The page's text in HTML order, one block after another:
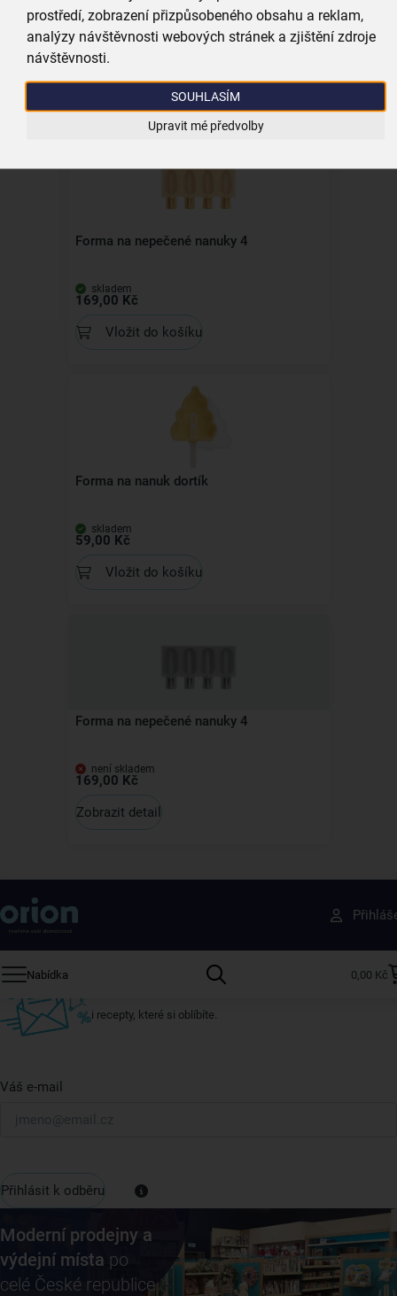
prostředí, zobrazení přizpůsobeného obsahu a reklam,
analýzy návštěvnosti webových stránek a zjištění zdroje
návštěvnosti.
SOUHLASÍM
Upravit mé předvolby
59,00 Kč
Vložit do košíku
Forma na nepečené nanuky 4
skladem
169,00 Kč
Vložit do košíku
Forma na nanuk dortík
skladem
59,00 Kč
Vložit do košíku
Forma na nepečené nanuky 4
není skladem
169,00 Kč
Zobrazit detail
Nabídka 0,00 Kč
Získejte rady, recepty a tipy na slevy dřív než
ostatní
Přihlaste se k odběru našeho newsletteru.
i recepty, které si oblíbíte.
Váš e-mail
Přihlásit k odběru
Moderní prodejny a
výdejní místa po
celé České republice